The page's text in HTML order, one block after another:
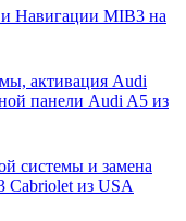
Навигации MIB3 на
активация Audi
панели Audi A5 из
системы и замена
Cabriolet из USA